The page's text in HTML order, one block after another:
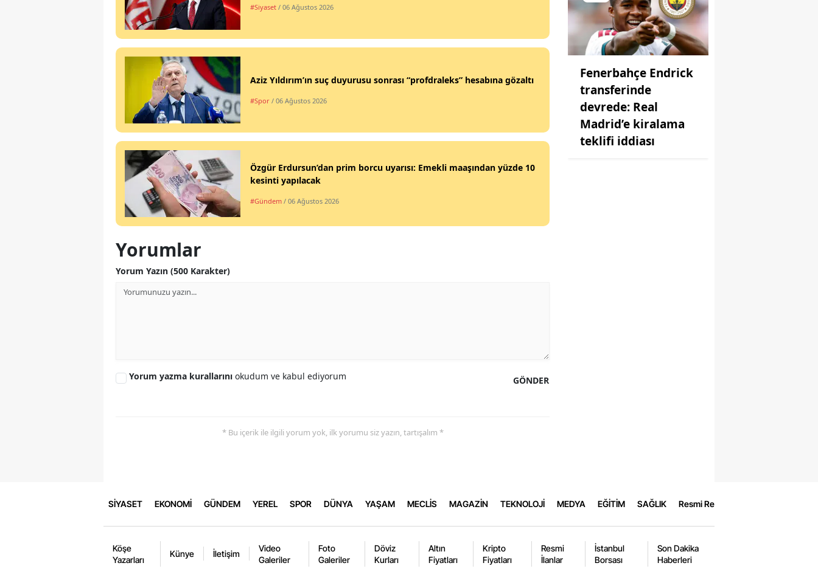
#Siyaset / 06 Ağustos 2026
Aziz Yıldırım’ın suç duyurusu sonrası “profdraleks” hesabına gözaltı
#Spor / 06 Ağustos 2026
Özgür Erdursun’dan prim borcu uyarısı: Emekli maaşından yüzde 10
kesinti yapılacak
#Gündem / 06 Ağustos 2026
Yorumlar
Yorum Yazın (500 Karakter)
GÖNDER
Yorum yazma kurallarını okudum ve kabul ediyorum
* Bu içerik ile ilgili yorum yok, ilk yorumu siz yazın, tartışalım *
Fenerbahçe Endrick
transferinde
devrede: Real
Madrid’e kiralama
teklifi iddiası
SİYASET EKONOMİ GÜNDEM YEREL SPOR DÜNYA YAŞAM MECLİS MAGAZİN TEKNOLOJİ MEDYA EĞİTİM SAĞLIK Resmi Reklamlar
Köşe
Yazarları
Künye İletişim
Video
Galeriler
Foto
Galeriler
Döviz
Kurları
Altın
Fiyatları
Kripto
Fiyatları
Resmi
İlanlar
İstanbul
Borsası
Son Dakika
Haberleri